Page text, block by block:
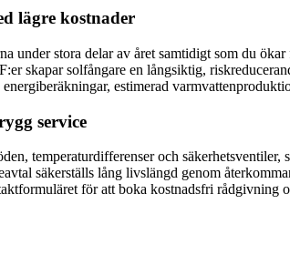
lägre kostnader
under stora delar av året samtidigt som du
skapar solfångare en långsiktig,
estimerad
service
temperaturdifferenser och
säkerställs lång livslängd genom
för att boka kostnadsfri rådgivning